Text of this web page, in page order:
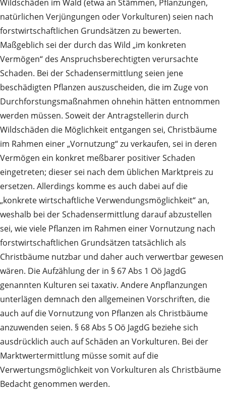
Wildschäden im Wald (etwa an Stämmen, Pflanzungen,
natürlichen Verjüngungen oder Vorkulturen) seien nach
forstwirtschaftlichen Grundsätzen zu bewerten.
Maßgeblich sei der durch das Wild „im konkreten
Vermögen“ des Anspruchsberechtigten verursachte
Schaden. Bei der Schadensermittlung seien jene
beschädigten Pflanzen auszuscheiden, die im Zuge von
Durchforstungsmaßnahmen ohnehin hätten entnommen
werden müssen. Soweit der Antragstellerin durch
Wildschäden die Möglichkeit entgangen sei, Christbäume
im Rahmen einer „Vornutzung“ zu verkaufen, sei in deren
Vermögen ein konkret meßbarer positiver Schaden
eingetreten; dieser sei nach dem üblichen Marktpreis zu
ersetzen. Allerdings komme es auch dabei auf die
„konkrete wirtschaftliche Verwendungsmöglichkeit“ an,
weshalb bei der Schadensermittlung darauf abzustellen
sei, wie viele Pflanzen im Rahmen einer Vornutzung nach
forstwirtschaftlichen Grundsätzen tatsächlich als
Christbäume nutzbar und daher auch verwertbar gewesen
wären. Die Aufzählung der in § 67 Abs 1 Oö JagdG
genannten Kulturen sei taxativ. Andere Anpflanzungen
unterlägen demnach den allgemeinen Vorschriften, die
auch auf die Vornutzung von Pflanzen als Christbäume
anzuwenden seien. § 68 Abs 5 Oö JagdG beziehe sich
ausdrücklich auch auf Schäden an Vorkulturen. Bei der
Marktwertermittlung müsse somit auf die
Verwertungsmöglichkeit von Vorkulturen als Christbäume
Bedacht genommen werden.